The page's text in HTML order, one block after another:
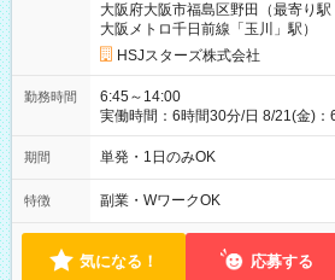
大阪府大阪市福島区野田（最寄
大阪メトロ千日前線「玉川」駅）
HSJスターズ株式会社
勤務時間
6:45～14:00
実働時間：6時間30分/日 8/21(金)
45分)
期間 単発・1日のみOK
特徴 副業・WワークOK
気になる！ 応募する